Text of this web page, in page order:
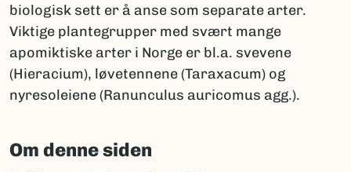
biologisk sett er å anse som separate arter.
Viktige plantegrupper med svært mange
apomiktiske arter i Norge er bl.a. svevene
(Hieracium), løvetennene (Taraxacum) og
nyresoleiene (Ranunculus auricomus agg.).
Om denne siden